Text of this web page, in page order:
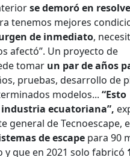
se demoró en
tenemos mejores
de inmediato,
afectó”. Un proyecto de
tomar un par de años
pruebas, desarrollo de
modelos...“Esto
ecuatoriana”,
general de Tecnoescape,
de escape para 90
y que en 2021 solo fabricó